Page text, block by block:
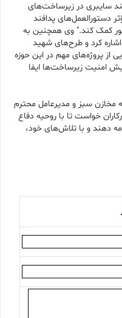
سایبری در زیرساخت‌های
دستورالعمل‌های پدافند
کمک کند." وی همچنین به
کرد و طرح‌های شهید
از پروژه‌های مهم در این حوزه
امنیت زیرساخت‌ها ایفا
مخازن سبز و مدیرعامل محترم
خواست تا با روحیه دفاع
دهند و با تلاش‌های خود،